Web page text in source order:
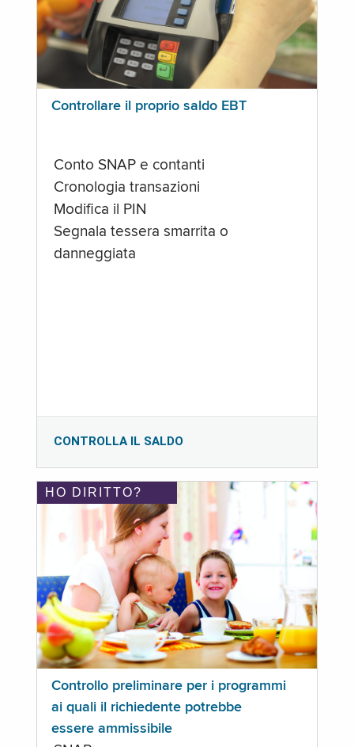
Controllare il proprio saldo EBT
Conto SNAP e contanti
Cronologia transazioni
Modifica il PIN
Segnala tessera smarrita o
danneggiata
CONTROLLA IL SALDO
HO DIRITTO?
Controllo preliminare per i programmi
ai quali il richiedente potrebbe
essere ammissibile